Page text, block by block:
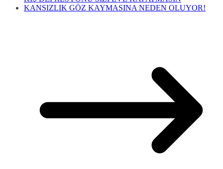
KANSIZLIK GÖZ KAYMASINA NEDEN OLUYOR!